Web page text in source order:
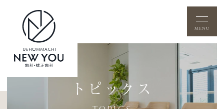
トピックス